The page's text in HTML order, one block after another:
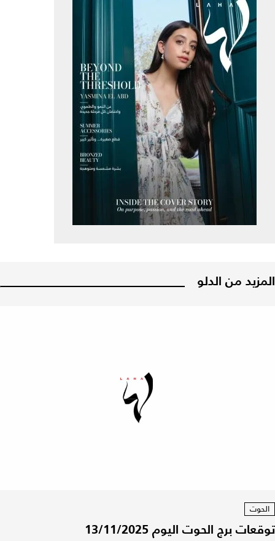
المزيد من الدلو
الحوت
توقعات برج الحوت اليوم 13/11/2025